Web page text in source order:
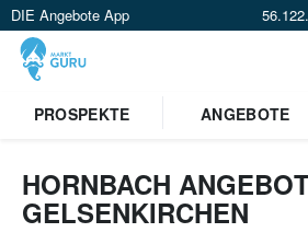
DIE Angebote App
PROSPEKTE
ANGEBOTE
HORNBACH
GELSENKIRCHEN